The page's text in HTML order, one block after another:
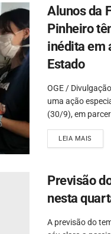
Alunos da
Pinheiro
inédita em
Estado
OGE /
uma ação
(30/9), em
LEIA MAIS
Previsão
nesta
A previsão do